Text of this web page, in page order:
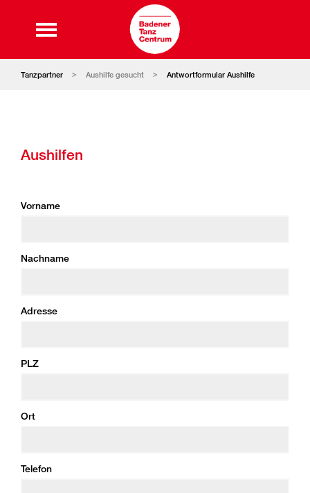
Tanzpartner Aushilfe gesucht Antwortformular Aushilfe
Aushilfen
Vorname
Nachname
Adresse
PLZ
Ort
Telefon